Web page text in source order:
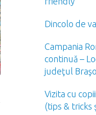
Dincolo de
Campania
continuă –
judeţul
Vizita cu
(tips & tricks